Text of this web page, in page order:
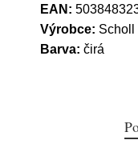
EAN:
Výrobce: Scholl
Barva: čirá